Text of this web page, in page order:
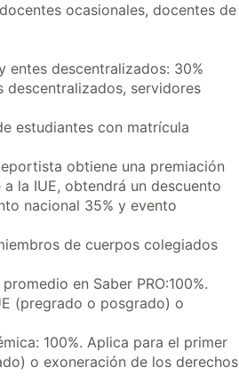
ocasionales, docentes de
entes descentralizados: 30%
descentralizados, servidores
estudiantes con matrícula
obtiene una premiación
la IUE, obtendrá un descuento
nacional 35% y evento
de cuerpos colegiados
en Saber PRO:100%.
(pregrado o posgrado) o
100%. Aplica para el primer
o exoneración de los derechos